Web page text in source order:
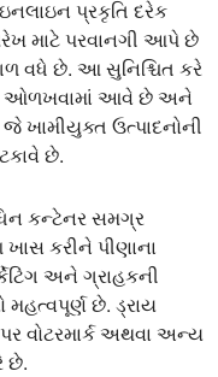
પ્રકૃતિ દરેક
માટે પરવાનગી આપે છે
વધે છે. આ સુનિશ્ચિત કરે
ઓળખવામાં આવે છે અને
ખામીયુક્ત ઉત્પાદનોની
છે.
કન્ટેનર સમગ્ર
કરીને પીણાના
અને ગ્રાહકની
મહત્વપૂર્ણ છે. ડ્રાય
વોટરમાર્ક અથવા અન્ય
છે.